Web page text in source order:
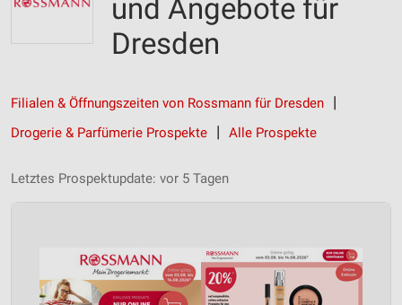
und Angebote für
Dresden
Filialen & Öffnungszeiten von Rossmann für Dresden
Drogerie & Parfümerie Prospekte
Alle Prospekte
Letztes Prospektupdate: vor 5 Tagen